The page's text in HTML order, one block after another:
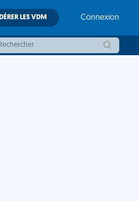
LES VDM Connexion